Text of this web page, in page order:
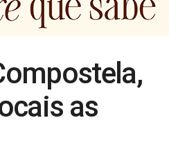
as